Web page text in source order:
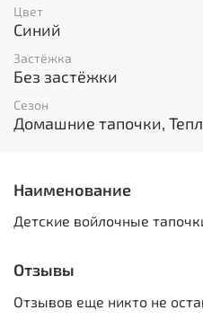
Цвет
Синий
Застёжка
Без застёжки
Сезон
Домашние тапочки,
Наименование
Детские войлочные
Отзывы
Отзывов еще никто не